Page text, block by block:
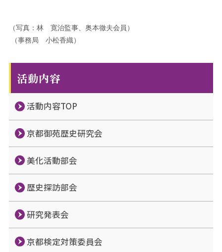
活動内容
活動内容TOP
京都御苑歴史研究会
美化活動部会
歴史探訪部会
研究発表会
京都検定対策委員会
（写真：林 寛治監事、奥本徹夫会員）
（事務局 小松香織）